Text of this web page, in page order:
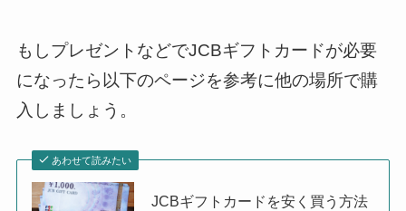
もしプレゼントなどでJCBギフトカードが必要
になったら以下のページを参考に他の場所で購
入しましょう。
あわせて読みたい
JCBギフトカードを安く買う方法